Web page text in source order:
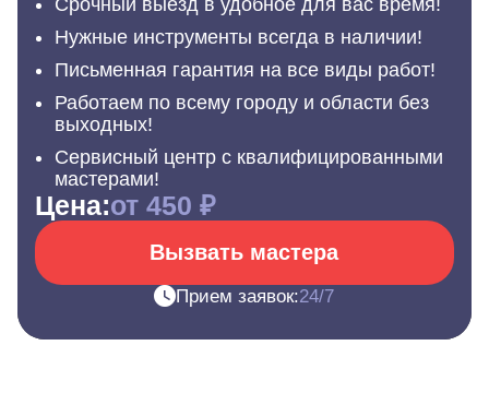
Срочный выезд в удобное для вас время!
Нужные инструменты всегда в наличии!
Письменная гарантия на все виды работ!
Работаем по всему городу и области без
выходных!
Сервисный центр с квалифицированными
мастерами!
Цена:от 450 ₽
Вызвать мастера
Прием заявок:24/7